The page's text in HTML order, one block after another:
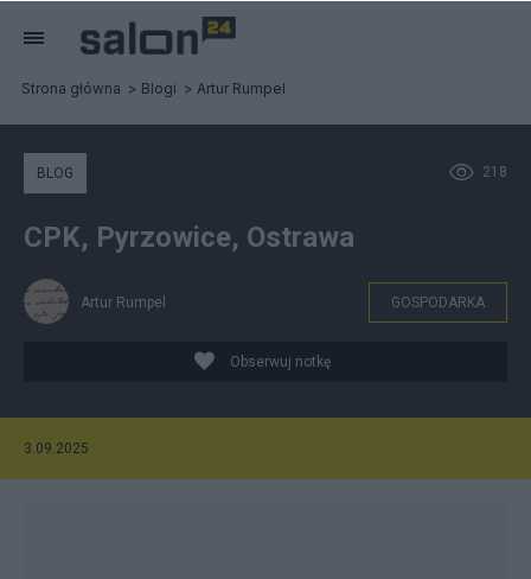
Strona główna Blogi Artur Rumpel
218
BLOG
CPK, Pyrzowice, Ostrawa
Artur Rumpel GOSPODARKA
Obserwuj notkę
3.09.2025